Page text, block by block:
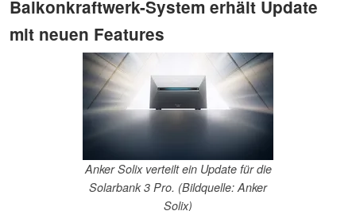
Balkonkraftwerk-System erhält Update
mit neuen Features
Anker Solix verteilt ein Update für die
Solarbank 3 Pro. (Bildquelle: Anker
Solix)